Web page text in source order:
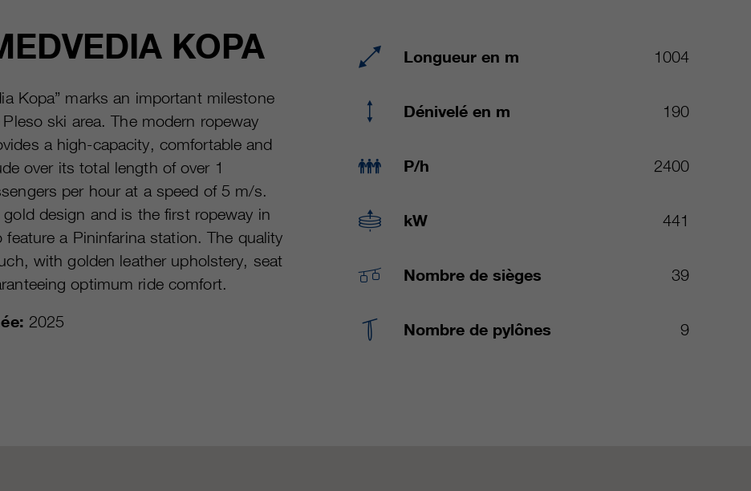
KOPA
Kopa” marks an important milestone
ski area. The modern ropeway
a high-capacity, comfortable and
over its total length of over 1
per hour at a speed of 5 m/s.
design and is the first ropeway in
a Pininfarina station. The quality
with golden leather upholstery, seat
optimum ride comfort.
2025
Longueur en m 1004
Dénivelé en m 190
P/h 2400
kW 441
Nombre de sièges 39
Nombre de pylônes 9
fournisseur sgalinski Cookie Opt In
durée 30 jours
Enregistre les paramètres de cookie
sélectionnés par l’utilisateur.
durée varie entre 2 ans et 6 mois, voire moins.
fin
pour collecter différents types d’informations
d’utilisation, y compris des informations
personnelles et non personnelles. Vous
trouverez de plus amples informations dans les
dispositions sur la protection des données de
Google Analytics sur
https://policies.google.com/privacy. qui nous
aident à améliorer nos sites Internet / nos
applications. Ces informations sont également
transmises à nos clients / partenaires.